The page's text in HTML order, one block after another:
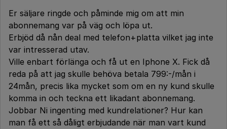
Er säljare ringde och påminde mig om att min
abonnemang var på väg och löpa ut.
Erbjöd då nån deal med telefon+platta vilket jag inte
var intresserad utav.
Ville enbart förlänga och få ut en Iphone X. Fick då
reda på att jag skulle behöva betala 799:-/mån i
24mån, precis lika mycket som om en ny kund skulle
komma in och teckna ett likadant abonnemang.
Jobbar Ni ingenting med kundrelationer? Hur kan
man få ett så dåligt erbjudande när man vart kund